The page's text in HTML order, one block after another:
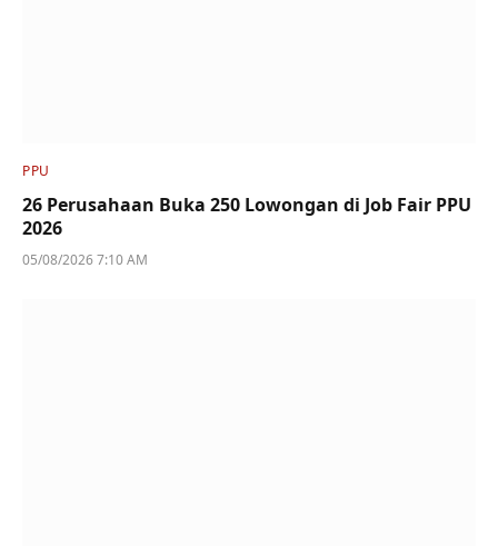
PPU
26 Perusahaan Buka 250 Lowongan di Job Fair PPU
2026
05/08/2026 7:10 AM